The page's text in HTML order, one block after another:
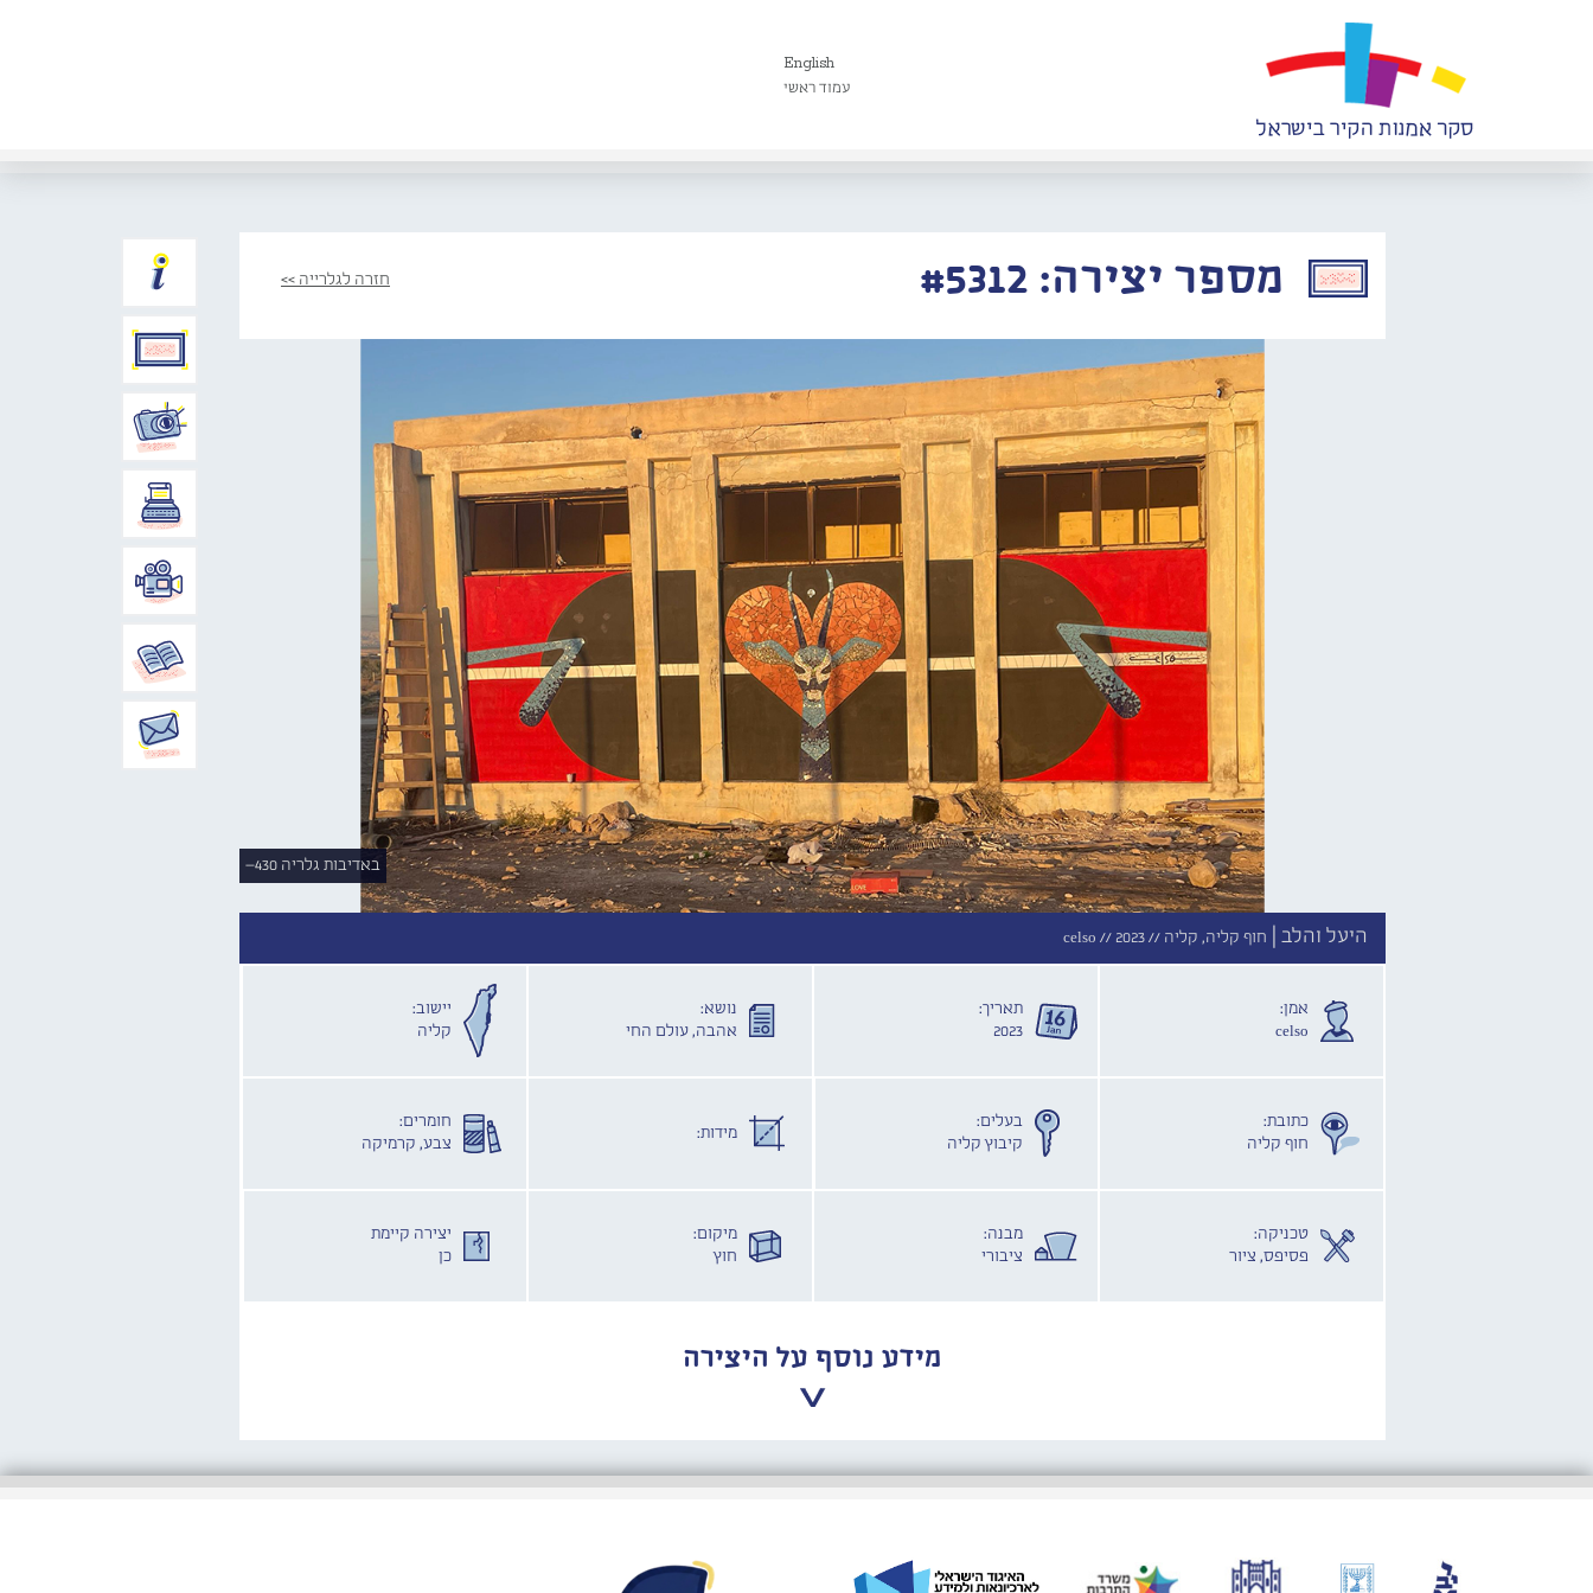
English
עמוד ראשי
מספר יצירה: #5312 חזרה לגלרייה >>
באדיבות גלריה 430–
היעל והלב | חוף קליה, קליה // celso // 2023
אמן:
celso
תאריך:
2023
נושא:
אהבה, עולם החי
יישוב:
קליה
כתובת:
חוף קליה
בעלים:
קיבוץ קליה
מידות:
חומרים:
צבע, קרמיקה
טכניקה:
פסיפס, ציור
מבנה:
ציבורי
מיקום:
חוץ
יצירה קיימת
כן
מידע נוסף על היצירה